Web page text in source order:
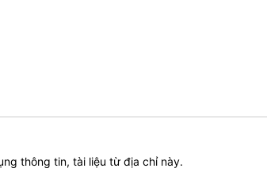
thông tin, tài liệu từ địa chỉ này.